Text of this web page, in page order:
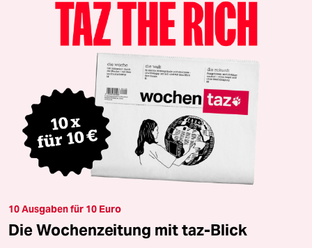
10 Ausgaben für 10 Euro
Die Wochenzeitung mit taz-Blick